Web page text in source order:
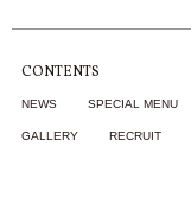
CONTENTS
NEWS SPECIAL MENU
GALLERY RECRUIT